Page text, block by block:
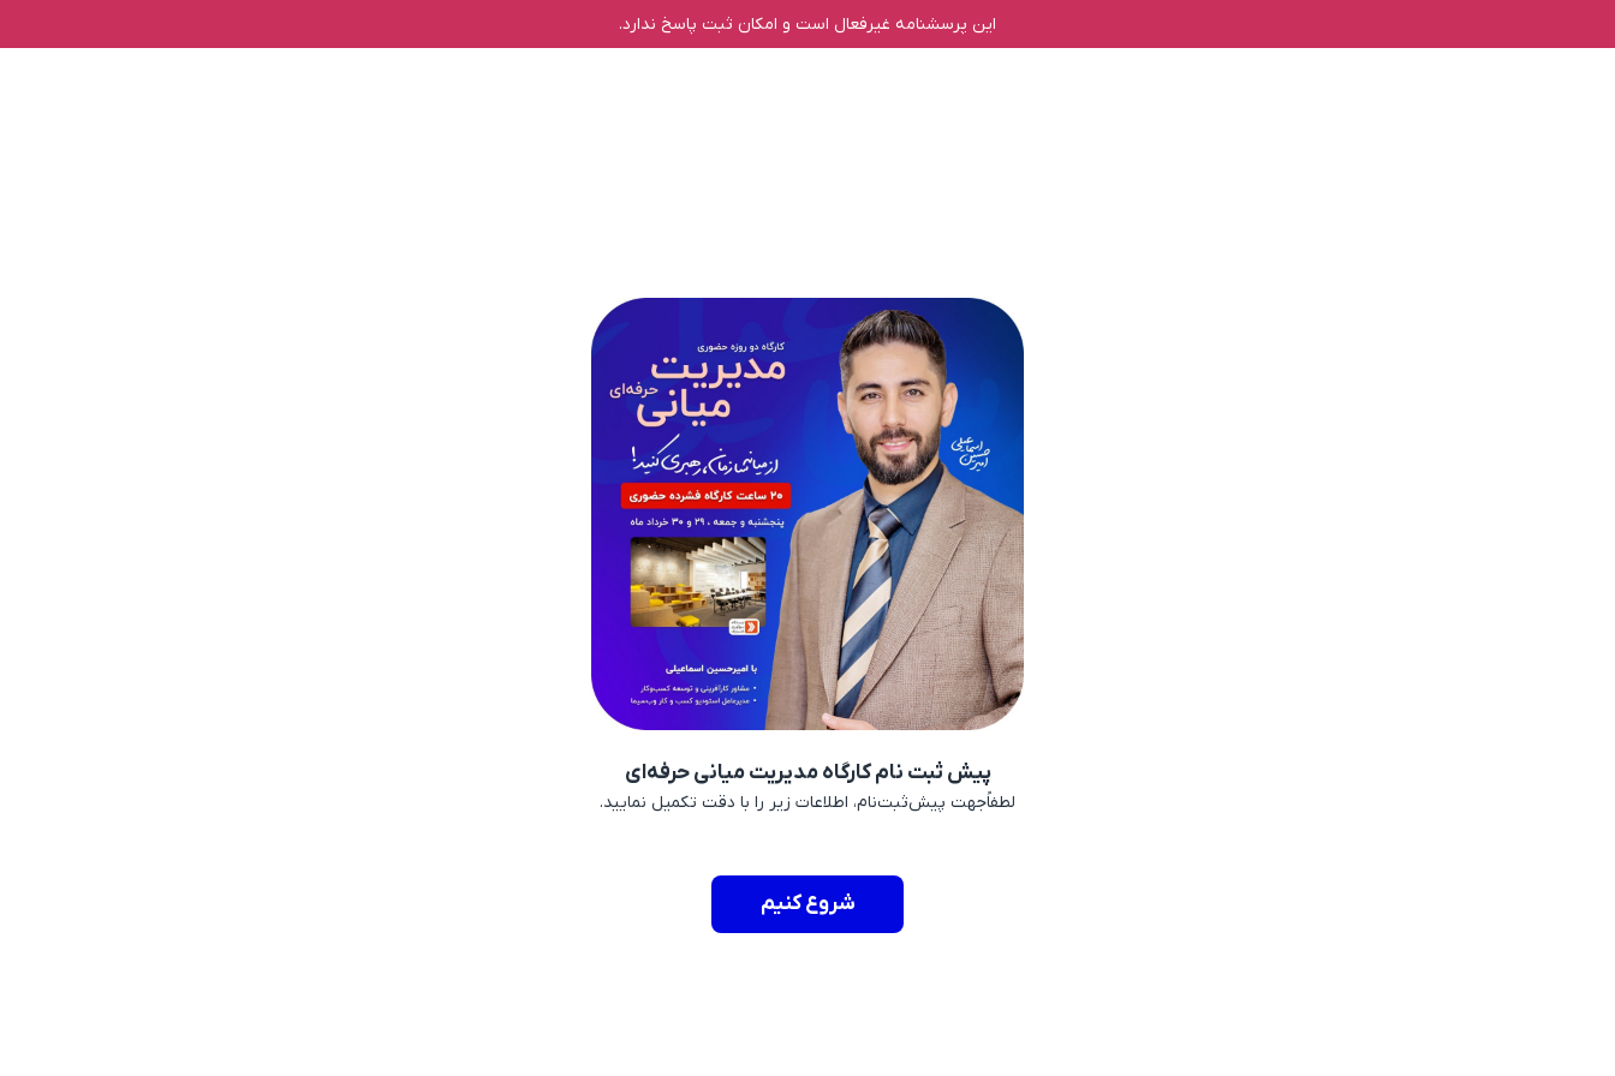
این پرسشنامه غیر‌فعال است و امکان ثبت پاسخ ندارد.
پیش ثبت نام کارگاه مدیریت میانی حرفه‌ای
لطفاًجهت پیش‌ثبت‌نام، اطلاعات زیر را با دقت تکمیل نمایید.
شروع کنیم